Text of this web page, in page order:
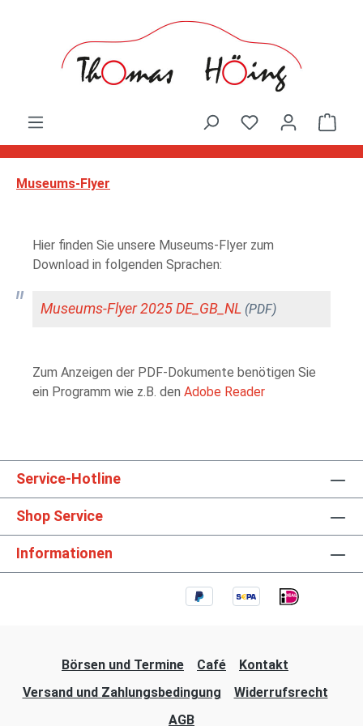
Museums-Flyer
Hier finden Sie unsere Museums-Flyer zum
Download in folgenden Sprachen:
Museums-Flyer 2025 DE_GB_NL (PDF)
Zum Anzeigen der PDF-Dokumente benötigen Sie
ein Programm wie z.B. den Adobe Reader
Service-Hotline
Shop Service
Informationen
Börsen und Termine Café
Kontakt
Versand und Zahlungsbedingung
Widerrufsrecht
AGB